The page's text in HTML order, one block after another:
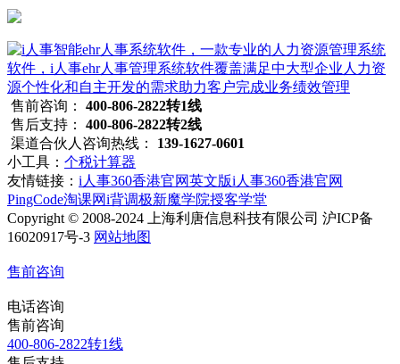
售前咨询：
400-806-2822转1线
售后支持：
400-806-2822转2线
渠道合伙人咨询热线：
139-1627-0601
小工具： 个税计算器
友情链接： i人事360香港官网英文版i人事360香港官网
PingCode淘课网i背调极新魔学院授客学堂
Copyright © 2008-2024 上海利唐信息科技有限公司 沪ICP备
16020917号-3 网站地图
售前咨询
电话咨询
售前咨询
400-806-2822转1线